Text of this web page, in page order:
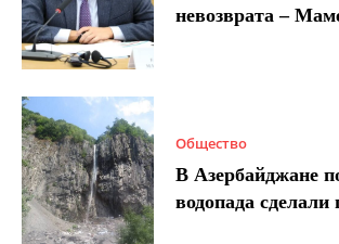
невозврата –
Общество
В Азербайджане
водопада